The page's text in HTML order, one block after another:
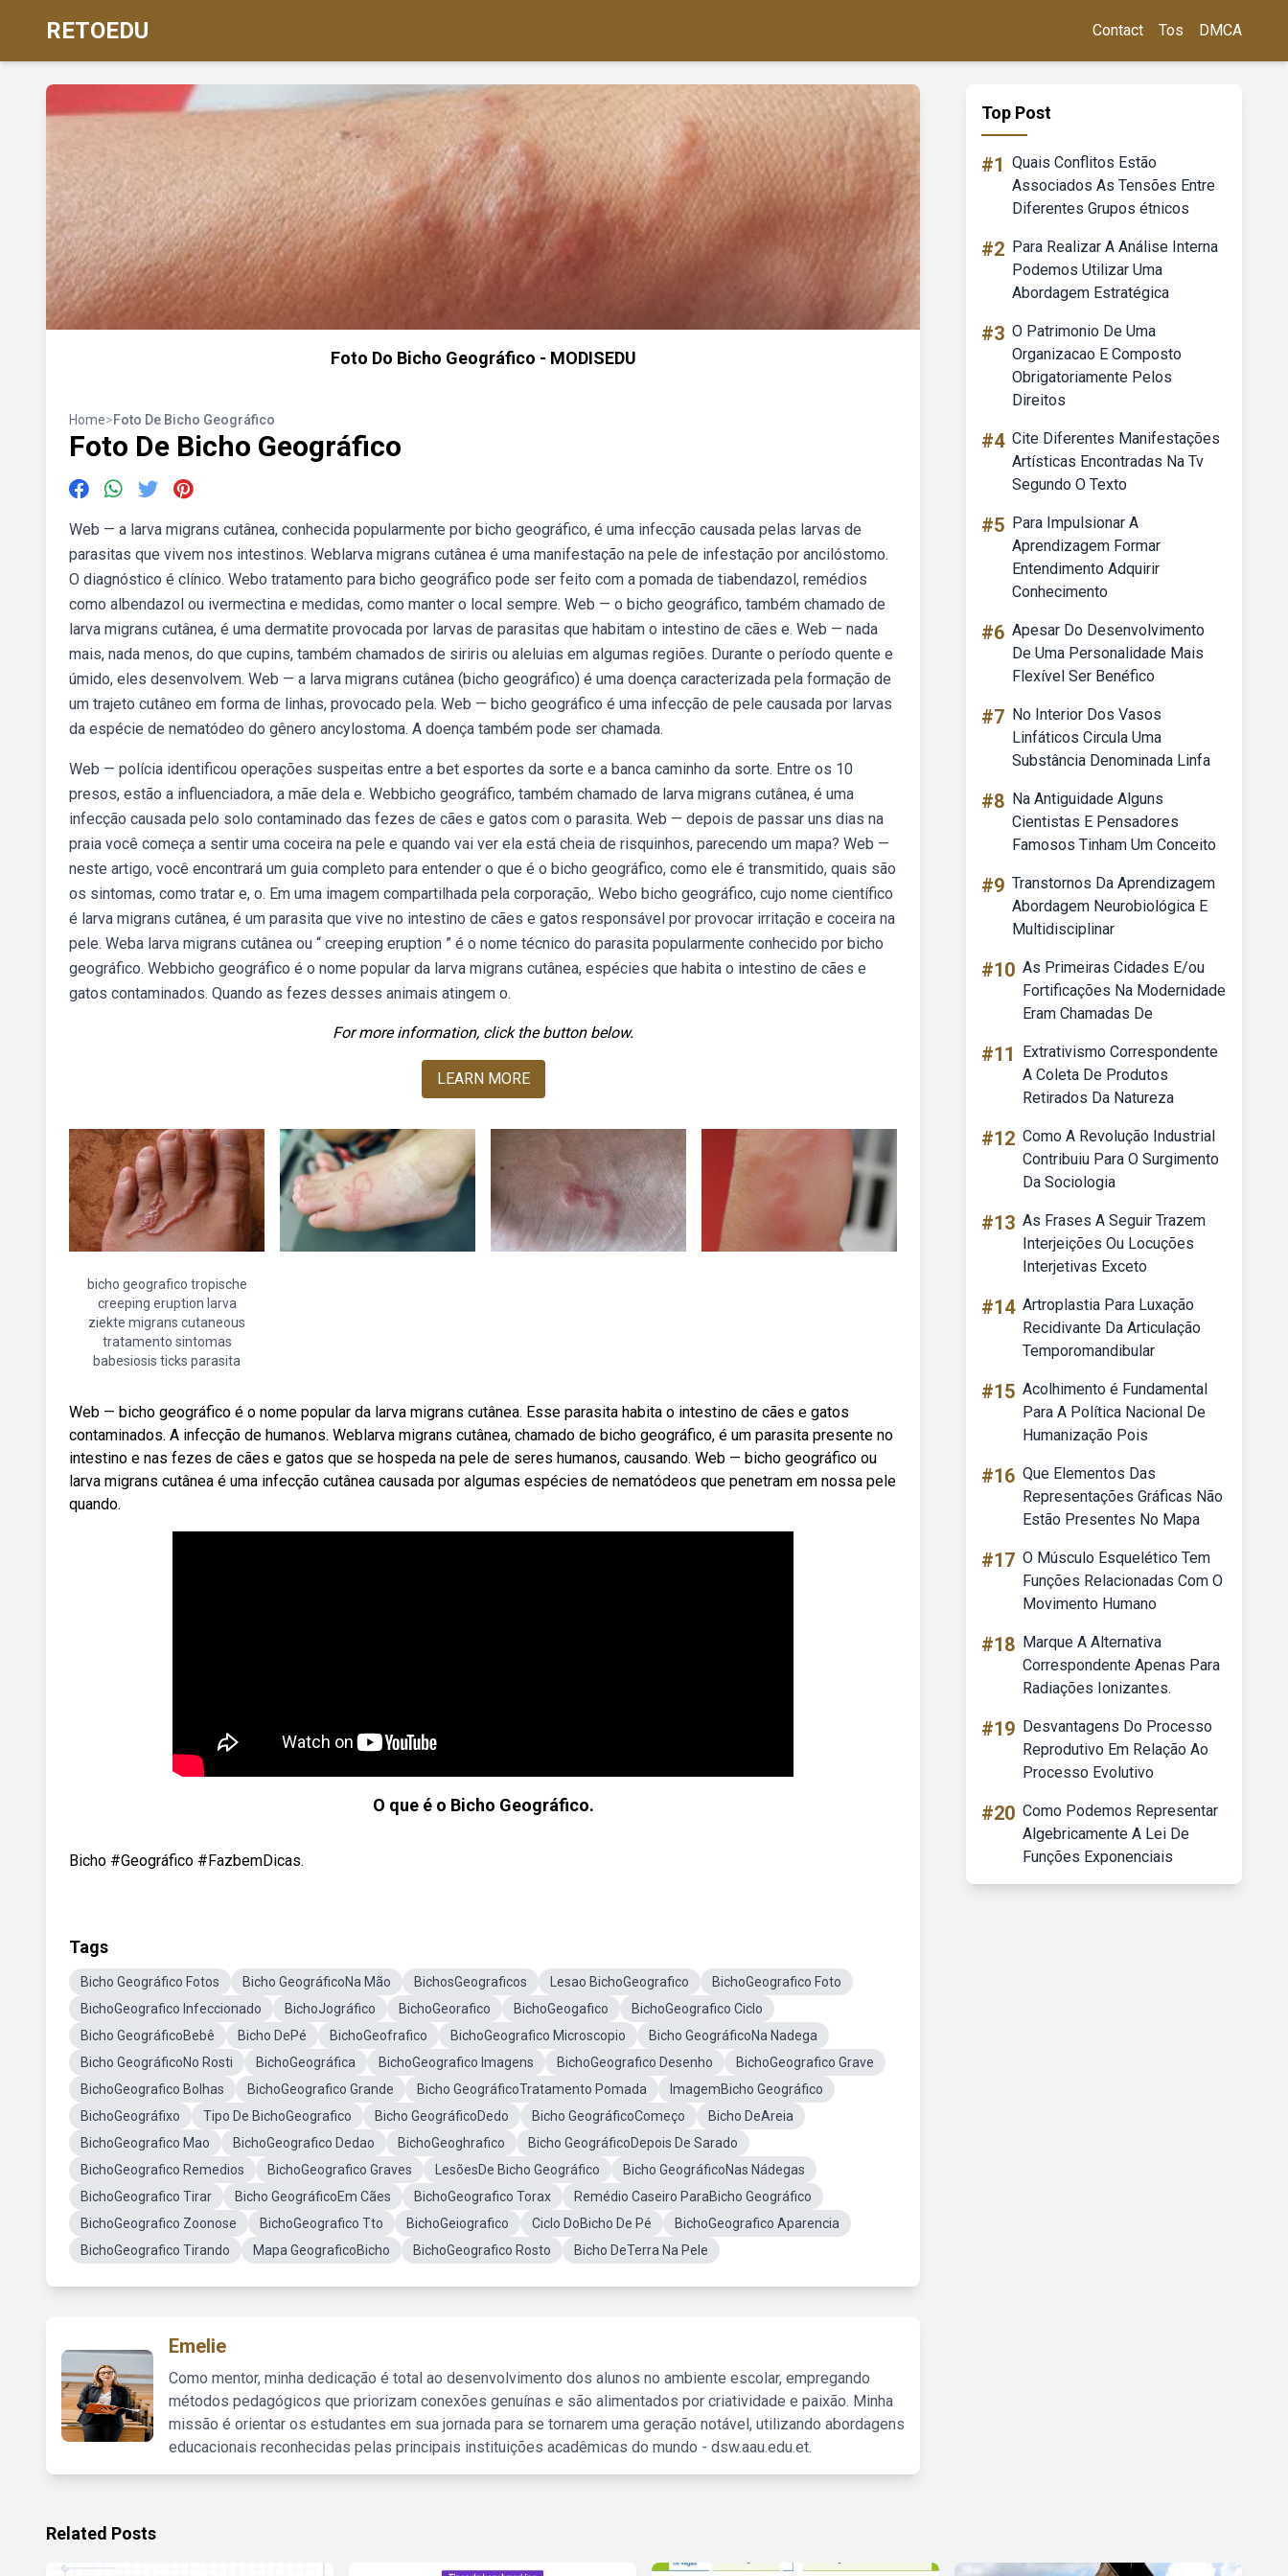
RETOEDU Contact Tos DMCA
Foto Do Bicho Geográfico - MODISEDU
Home>Foto De Bicho Geográfico
Foto De Bicho Geográfico
Web — a larva migrans cutânea, conhecida popularmente por bicho geográfico, é uma infecção causada pelas larvas de
parasitas que vivem nos intestinos. Weblarva migrans cutânea é uma manifestação na pele de infestação por ancilóstomo.
O diagnóstico é clínico. Webo tratamento para bicho geográfico pode ser feito com a pomada de tiabendazol, remédios
como albendazol ou ivermectina e medidas, como manter o local sempre. Web — o bicho geográfico, também chamado de
larva migrans cutânea, é uma dermatite provocada por larvas de parasitas que habitam o intestino de cães e. Web — nada
mais, nada menos, do que cupins, também chamados de siriris ou aleluias em algumas regiões. Durante o período quente e
úmido, eles desenvolvem. Web — a larva migrans cutânea (bicho geográfico) é uma doença caracterizada pela formação de
um trajeto cutâneo em forma de linhas, provocado pela. Web — bicho geográfico é uma infecção de pele causada por larvas
da espécie de nematódeo do gênero ancylostoma. A doença também pode ser chamada.
Web — polícia identificou operações suspeitas entre a bet esportes da sorte e a banca caminho da sorte. Entre os 10
presos, estão a influenciadora, a mãe dela e. Webbicho geográfico, também chamado de larva migrans cutânea, é uma
infecção causada pelo solo contaminado das fezes de cães e gatos com o parasita. Web — depois de passar uns dias na
praia você começa a sentir uma coceira na pele e quando vai ver ela está cheia de risquinhos, parecendo um mapa? Web —
neste artigo, você encontrará um guia completo para entender o que é o bicho geográfico, como ele é transmitido, quais são
os sintomas, como tratar e, o. Em uma imagem compartilhada pela corporação,. Webo bicho geográfico, cujo nome científico
é larva migrans cutânea, é um parasita que vive no intestino de cães e gatos responsável por provocar irritação e coceira na
pele. Weba larva migrans cutânea ou “ creeping eruption ” é o nome técnico do parasita popularmente conhecido por bicho
geográfico. Webbicho geográfico é o nome popular da larva migrans cutânea, espécies que habita o intestino de cães e
gatos contaminados. Quando as fezes desses animais atingem o.
For more information, click the button below.
LEARN MORE
bicho geografico tropische
creeping eruption larva
ziekte migrans cutaneous
tratamento sintomas
babesiosis ticks parasita
Web — bicho geográfico é o nome popular da larva migrans cutânea. Esse parasita habita o intestino de cães e gatos
contaminados. A infecção de humanos. Weblarva migrans cutânea, chamado de bicho geográfico, é um parasita presente no
intestino e nas fezes de cães e gatos que se hospeda na pele de seres humanos, causando. Web — bicho geográfico ou
larva migrans cutânea é uma infecção cutânea causada por algumas espécies de nematódeos que penetram em nossa pele
quando.
O que é o Bicho Geográfico.
Bicho #Geográfico #FazbemDicas.
Tags
Bicho Geográfico Fotos Bicho GeográficoNa Mão BichosGeograficos Lesao BichoGeografico
BichoGeografico Foto
BichoGeografico Infeccionado
BichoJográfico BichoGeorafico BichoGeogafico
BichoGeografico Ciclo
Bicho GeográficoBebê
Bicho DePé BichoGeofrafico BichoGeografico Microscopio
Bicho GeográficoNa Nadega
Bicho GeográficoNo Rosti
BichoGeográfica BichoGeografico Imagens BichoGeografico Desenho
BichoGeografico Grave
BichoGeografico Bolhas
BichoGeografico Grande Bicho GeográficoTratamento Pomada
ImagemBicho Geográfico
BichoGeográfixo
Tipo De BichoGeografico Bicho GeográficoDedo Bicho GeográficoComeço
Bicho DeAreia
BichoGeografico Mao
BichoGeografico Dedao BichoGeoghrafico
Bicho GeográficoDepois De Sarado
BichoGeografico Remedios
BichoGeografico Graves LesõesDe Bicho Geográfico
Bicho GeográficoNas Nádegas
BichoGeografico Tirar
Bicho GeográficoEm Cães BichoGeografico Torax
Remédio Caseiro ParaBicho Geográfico
BichoGeografico Zoonose
BichoGeografico Tto BichoGeiografico Ciclo DoBicho De Pé
BichoGeografico Aparencia
BichoGeografico Tirando
Mapa GeograficoBicho BichoGeografico Rosto Bicho DeTerra Na Pele
Emelie
Como mentor, minha dedicação é total ao desenvolvimento dos alunos no ambiente escolar, empregando
métodos pedagógicos que priorizam conexões genuínas e são alimentados por criatividade e paixão. Minha
missão é orientar os estudantes em sua jornada para se tornarem uma geração notável, utilizando abordagens
educacionais reconhecidas pelas principais instituições acadêmicas do mundo - dsw.aau.edu.et.
Top Post
#1 Quais Conflitos Estão
Associados As Tensões Entre
Diferentes Grupos étnicos
#2 Para Realizar A Análise Interna
Podemos Utilizar Uma
Abordagem Estratégica
#3 O Patrimonio De Uma
Organizacao E Composto
Obrigatoriamente Pelos
Direitos
#4 Cite Diferentes Manifestações
Artísticas Encontradas Na Tv
Segundo O Texto
#5 Para Impulsionar A
Aprendizagem Formar
Entendimento Adquirir
Conhecimento
#6 Apesar Do Desenvolvimento
De Uma Personalidade Mais
Flexível Ser Benéfico
#7 No Interior Dos Vasos
Linfáticos Circula Uma
Substância Denominada Linfa
#8 Na Antiguidade Alguns
Cientistas E Pensadores
Famosos Tinham Um Conceito
#9 Transtornos Da Aprendizagem
Abordagem Neurobiológica E
Multidisciplinar
#10 As Primeiras Cidades E/ou
Fortificações Na Modernidade
Eram Chamadas De
#11
Extrativismo Correspondente
A Coleta De Produtos
Retirados Da Natureza
#12 Como A Revolução Industrial
Contribuiu Para O Surgimento
Da Sociologia
#13 As Frases A Seguir Trazem
Interjeições Ou Locuções
Interjetivas Exceto
#14 Artroplastia Para Luxação
Recidivante Da Articulação
Temporomandibular
#15 Acolhimento é Fundamental
Para A Política Nacional De
Humanização Pois
#16 Que Elementos Das
Representações Gráficas Não
Estão Presentes No Mapa
#17 O Músculo Esquelético Tem
Funções Relacionadas Com O
Movimento Humano
#18 Marque A Alternativa
Correspondente Apenas Para
Radiações Ionizantes.
#19 Desvantagens Do Processo
Reprodutivo Em Relação Ao
Processo Evolutivo
#20 Como Podemos Representar
Algebricamente A Lei De
Funções Exponenciais
Related Posts